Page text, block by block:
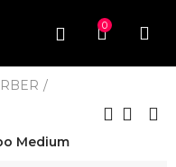
0
Medium